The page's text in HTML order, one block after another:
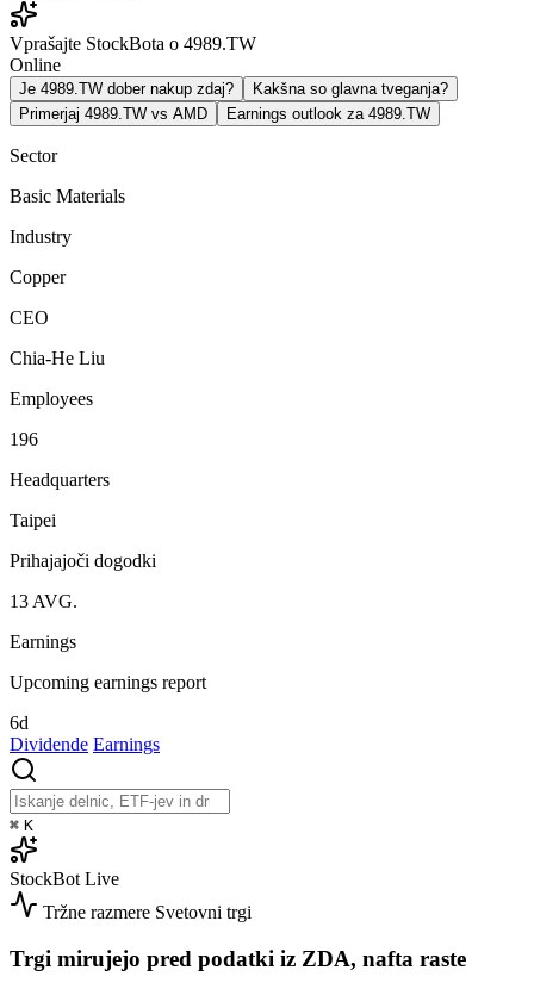
Vprašajte StockBota o 4989.TW
Online
Je 4989.TW dober nakup zdaj?
Kakšna so glavna tveganja?
Primerjaj 4989.TW vs AMD
Earnings outlook za 4989.TW
Sector
Basic Materials
Industry
Copper
CEO
Chia-He Liu
Employees
196
Headquarters
Taipei
Prihajajoči dogodki
13 AVG.
Earnings
Upcoming earnings report
6d
Dividende Earnings
⌘ K
StockBot Live
Tržne razmere Svetovni trgi
Trgi mirujejo pred podatki iz ZDA, nafta raste